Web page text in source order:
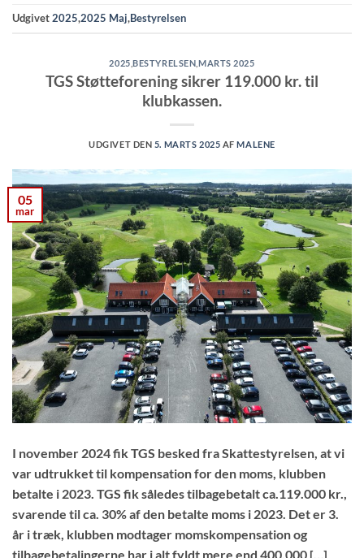
Udgivet2025,2025 Maj,Bestyrelsen
2025 ,BESTYRELSEN MARTS 2025
TGS Støtteforening sikrer 119.000 kr. til
klubkassen.
UDGIVET DEN 5. MARTS 2025 AFMALENE
05
mar
I november 2024 fik TGS besked fra Skattestyrelsen, at vi
var udtrukket til kompensation for den moms, klubben
betalte i 2023. TGS fik således tilbagebetalt ca.119.000 kr.,
svarende til ca. 30% af den betalte moms i 2023. Det er 3.
år i træk, klubben modtager momskompensation og
tilbagebetalingerne har i alt fyldt mere end 400.000 […]